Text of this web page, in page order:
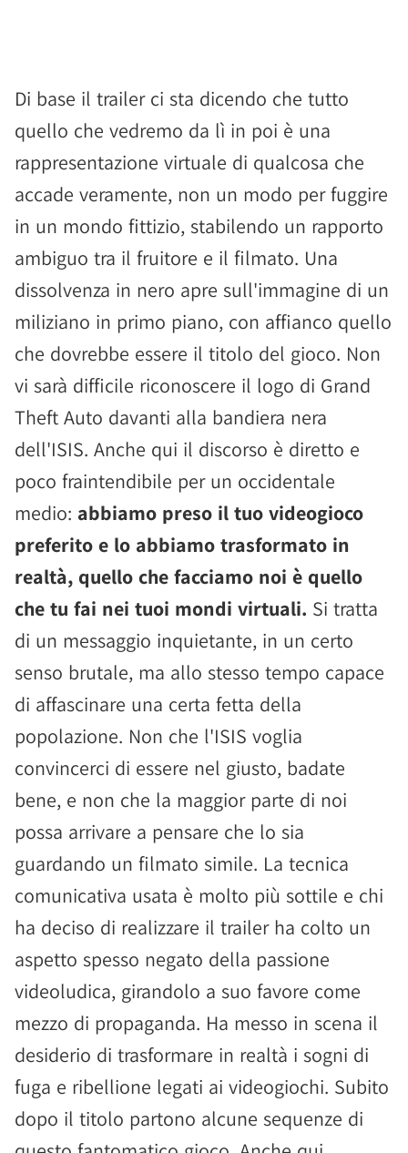
Di base il trailer ci sta dicendo che tutto
quello che vedremo da lì in poi è una
rappresentazione virtuale di qualcosa che
accade veramente, non un modo per fuggire
in un mondo fittizio, stabilendo un rapporto
ambiguo tra il fruitore e il filmato. Una
dissolvenza in nero apre sull'immagine di un
miliziano in primo piano, con affianco quello
che dovrebbe essere il titolo del gioco. Non
vi sarà difficile riconoscere il logo di Grand
Theft Auto davanti alla bandiera nera
dell'ISIS. Anche qui il discorso è diretto e
poco fraintendibile per un occidentale
medio: abbiamo preso il tuo videogioco
preferito e lo abbiamo trasformato in
realtà, quello che facciamo noi è quello
che tu fai nei tuoi mondi virtuali. Si tratta
di un messaggio inquietante, in un certo
senso brutale, ma allo stesso tempo capace
di affascinare una certa fetta della
popolazione. Non che l'ISIS voglia
convincerci di essere nel giusto, badate
bene, e non che la maggior parte di noi
possa arrivare a pensare che lo sia
guardando un filmato simile. La tecnica
comunicativa usata è molto più sottile e chi
ha deciso di realizzare il trailer ha colto un
aspetto spesso negato della passione
videoludica, girandolo a suo favore come
mezzo di propaganda. Ha messo in scena il
desiderio di trasformare in realtà i sogni di
fuga e ribellione legati ai videogiochi. Subito
dopo il titolo partono alcune sequenze di